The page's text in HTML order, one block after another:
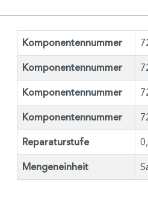
Komponentennummer
Komponentennummer
Komponentennummer
Komponentennummer
Reparaturstufe
Mengeneinheit